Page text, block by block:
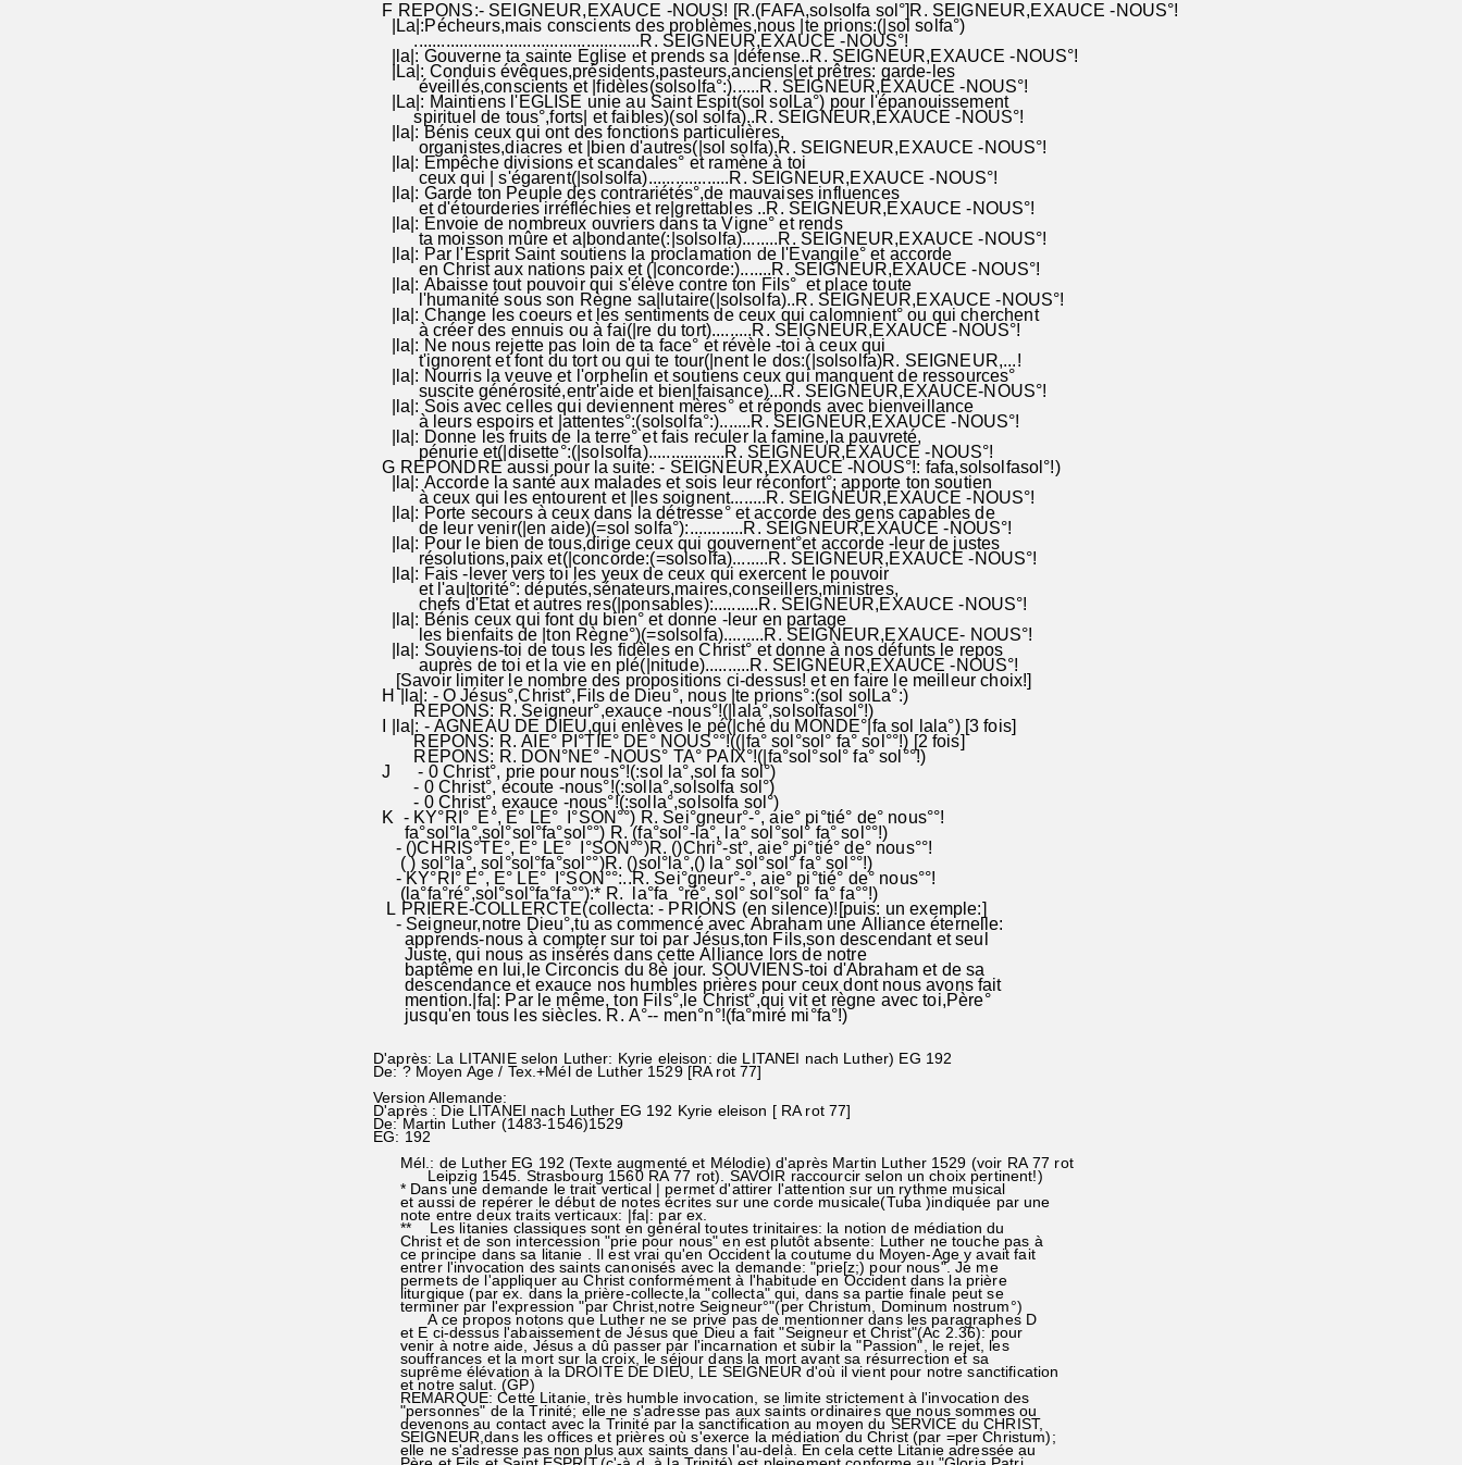
F REPONS:- SEIGNEUR,EXAUCE -NOUS! [R.(FAFA,solsolfa sol°]R. SEIGNEUR,EXAUCE -NOUS°!
|La|:Pécheurs,mais conscients des problèmes,nous |te prions:(|sol solfa°)
..................................................R. SEIGNEUR,EXAUCE -NOUS°!
|la|: Gouverne ta sainte Eglise et prends sa |défense..R. SEIGNEUR,EXAUCE -NOUS°!
|La|: Conduis évêques,présidents,pasteurs,anciens|et prêtres: garde-les
éveillés,conscients et |fidèles(solsolfa°:)......R. SEIGNEUR,EXAUCE -NOUS°!
|La|: Maintiens l'EGLISE unie au Saint Espit(sol solLa°) pour l'épanouissement
spirituel de tous°,forts| et faibles)(sol solfa)..R. SEIGNEUR,EXAUCE -NOUS°!
|la|: Bénis ceux qui ont des fonctions particulières,
organistes,diacres et |bien d'autres(|sol solfa).R. SEIGNEUR,EXAUCE -NOUS°!
|la|: Empêche divisions et scandales° et ramène à toi
ceux qui | s'égarent(|solsolfa)..................R. SEIGNEUR,EXAUCE -NOUS°!
|la|: Garde ton Peuple des contrariétés°,de mauvaises influences
et d'étourderies irréfléchies et re|grettables ..R. SEIGNEUR,EXAUCE -NOUS°!
|la|: Envoie de nombreux ouvriers dans ta Vigne° et rends
ta moisson mûre et a|bondante(:|solsolfa)........R. SEIGNEUR,EXAUCE -NOUS°!
|la|: Par l'Esprit Saint soutiens la proclamation de l'Evangile° et accorde
en Christ aux nations paix et (|concorde:).......R. SEIGNEUR,EXAUCE -NOUS°!
|la|: Abaisse tout pouvoir qui s'élève contre ton Fils° et place toute
l'humanité sous son Règne sa|lutaire(|solsolfa)..R. SEIGNEUR,EXAUCE -NOUS°!
|la|: Change les coeurs et les sentiments de ceux qui calomnient° ou qui cherchent
à créer des ennuis ou à fai(|re du tort).........R. SEIGNEUR,EXAUCE -NOUS°!
|la|: Ne nous rejette pas loin de ta face° et révèle -toi à ceux qui
t'ignorent et font du tort ou qui te tour(|nent le dos:(|solsolfa)R. SEIGNEUR,...!
|la|: Nourris la veuve et l'orphelin et soutiens ceux qui manquent de ressources°
suscite générosité,entr'aide et bien|faisance)...R. SEIGNEUR,EXAUCE-NOUS°!
|la|: Sois avec celles qui deviennent mères° et réponds avec bienveillance
à leurs espoirs et |attentes°:(solsolfa°:).......R. SEIGNEUR,EXAUCE -NOUS°!
|la|: Donne les fruits de la terre° et fais reculer la famine,la pauvreté,
pénurie et(|disette°:(|solsolfa).................R. SEIGNEUR,EXAUCE -NOUS°!
G REPONDRE aussi pour la suite: - SEIGNEUR,EXAUCE -NOUS°!: fafa,solsolfasol°!)
|la|: Accorde la santé aux malades et sois leur réconfort°; apporte ton soutien
à ceux qui les entourent et |les soignent........R. SEIGNEUR,EXAUCE -NOUS°!
|la|: Porte secours à ceux dans la détresse° et accorde des gens capables de
de leur venir(|en aide)(=sol solfa°):............R. SEIGNEUR,EXAUCE -NOUS°!
|la|: Pour le bien de tous,dirige ceux qui gouvernent°et accorde -leur de justes
résolutions,paix et(|concorde:(=solsolfa)........R. SEIGNEUR,EXAUCE -NOUS°!
|la|: Fais -lever vers toi les yeux de ceux qui exercent le pouvoir
et l'au|torité°: députés,sénateurs,maires,conseillers,ministres,
chefs d'Etat et autres res(|ponsables):..........R. SEIGNEUR,EXAUCE -NOUS°!
|la|: Bénis ceux qui font du bien° et donne -leur en partage
les bienfaits de |ton Règne°)(=solsolfa).........R. SEIGNEUR,EXAUCE- NOUS°!
|la|: Souviens-toi de tous les fidèles en Christ° et donne à nos défunts le repos
auprès de toi et la vie en plé(|nitude)..........R. SEIGNEUR,EXAUCE -NOUS°!
[Savoir limiter le nombre des propositions ci-dessus! et en faire le meilleur choix!]
H |la|: - O Jésus°,Christ°,Fils de Dieu°, nous |te prions°:(sol solLa°:)
REPONS: R. Seigneur°,exauce -nous°!(|lala°,solsolfasol°!)
I |la|: - AGNEAU DE DIEU,qui enlèves le pé(|ché du MONDE°|fa sol lala°) [3 fois]
REPONS: R. AIE° PI°TIE° DE° NOUS°°!((|fa° sol°sol° fa° sol°°!) [2 fois]
REPONS: R. DON°NE° -NOUS° TA° PAIX°!(|fa°sol°sol° fa° sol°°!)
J - 0 Christ°, prie pour nous°!(:sol la°,sol fa sol°)
- 0 Christ°, écoute -nous°!(:solla°,solsolfa sol°)
- 0 Christ°, exauce -nous°!(:solla°,solsolfa sol°)
K - KY°RI° E°, E° LE° I°SON°°) R. Sei°gneur°-°, aie° pi°tié° de° nous°°!
fa°sol°la°,sol°sol°fa°sol°°) R. (fa°sol°-la°, la° sol°sol° fa° sol°°!)
- ()CHRIS°TE°, E° LE° I°SON°°)R. ()Chri°-st°, aie° pi°tié° de° nous°°!
( ) sol°la°, sol°sol°fa°sol°°)R. ()sol°la°,() la° sol°sol° fa° sol°°!)
- KY°RI° E°, E° LE° I°SON°°:..R. Sei°gneur°-°, aie° pi°tié° de° nous°°!
(la°fa°ré°,sol°sol°fa°fa°°):* R. la°fa °ré°, sol° sol°sol° fa° fa°°!)
L PRIERE-COLLERCTE(collecta: - PRIONS (en silence)![puis: un exemple:]
- Seigneur,notre Dieu°,tu as commencé avec Abraham une Alliance éternelle:
apprends-nous à compter sur toi par Jésus,ton Fils,son descendant et seul
Juste, qui nous as insérés dans cette Alliance lors de notre
baptême en lui,le Circoncis du 8è jour. SOUVIENS-toi d'Abraham et de sa
descendance et exauce nos humbles prières pour ceux dont nous avons fait
mention.|fa|: Par le même, ton Fils°,le Christ°,qui vit et règne avec toi,Père°
jusqu'en tous les siècles. R. A°-- men°n°!(fa°miré mi°fa°!)
D'après: La LITANIE selon Luther: Kyrie eleison: die LITANEI nach Luther) EG 192
De: ? Moyen Age / Tex.+Mél de Luther 1529 [RA rot 77]
Version Allemande:
D'après : Die LITANEI nach Luther EG 192 Kyrie eleison [ RA rot 77]
De: Martin Luther (1483-1546)1529
EG: 192
Mél.: de Luther EG 192 (Texte augmenté et Mélodie) d'après Martin Luther 1529 (voir RA 77 rot
Leipzig 1545. Strasbourg 1560 RA 77 rot). SAVOIR raccourcir selon un choix pertinent!)
* Dans une demande le trait vertical | permet d'attirer l'attention sur un rythme musical
et aussi de repérer le début de notes écrites sur une corde musicale(Tuba )indiquée par une
note entre deux traits verticaux: |fa|: par ex.
** Les litanies classiques sont en général toutes trinitaires: la notion de médiation du
Christ et de son intercession "prie pour nous" en est plutôt absente: Luther ne touche pas à
ce principe dans sa litanie . Il est vrai qu'en Occident la coutume du Moyen-Age y avait fait
entrer l'invocation des saints canonisés avec la demande: "prie[z;) pour nous". Je me
permets de l'appliquer au Christ conformément à l'habitude en Occident dans la prière
liturgique (par ex. dans la prière-collecte,la "collecta" qui, dans sa partie finale peut se
terminer par l'expression "par Christ,notre Seigneur°"(per Christum, Dominum nostrum°)
A ce propos notons que Luther ne se prive pas de mentionner dans les paragraphes D
et E ci-dessus l'abaissement de Jésus que Dieu a fait "Seigneur et Christ"(Ac 2.36): pour
venir à notre aide, Jésus a dû passer par l'incarnation et subir la "Passion", le rejet, les
souffrances et la mort sur la croix, le séjour dans la mort avant sa résurrection et sa
suprême élévation à la DROITE DE DIEU, LE SEIGNEUR d'où il vient pour notre sanctification
et notre salut. (GP)
REMARQUE: Cette Litanie, très humble invocation, se limite strictement à l'invocation des
"personnes" de la Trinité; elle ne s'adresse pas aux saints ordinaires que nous sommes ou
devenons au contact avec la Trinité par la sanctification au moyen du SERVICE du CHRIST,
SEIGNEUR,dans les offices et prières où s'exerce la médiation du Christ (par =per Christum);
elle ne s'adresse pas non plus aux saints dans l'au-delà. En cela cette Litanie adressée au